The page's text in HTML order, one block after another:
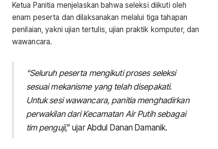
Ketua Panitia menjelaskan bahwa seleksi diikuti oleh
enam peserta dan dilaksanakan melalui tiga tahapan
penilaian, yakni ujian tertulis, ujian praktik komputer, dan
wawancara.
“Seluruh peserta mengikuti proses seleksi
sesuai mekanisme yang telah disepakati.
Untuk sesi wawancara, panitia menghadirkan
perwakilan dari Kecamatan Air Putih sebagai
tim penguji,” ujar Abdul Danan Damanik.